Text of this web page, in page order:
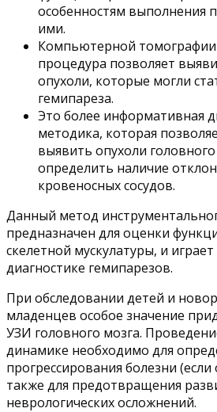
особенностям выполнения
ими.
Компьютерной томографии
процедура позволяет
опухоли, которые могли
гемипареза.
Это более информативная
методика, которая
выявить опухоли
определить наличие
кровеносных сосудов.
Данный метод
предназначен для оценки
скелетной мускулатуры, и
диагностике гемипарезов.
При обследовании детей и
младенцев особое значение
УЗИ головного мозга.
динамике необходимо для
прогрессирования болезни
также для предотвращения
неврологических осложнений.